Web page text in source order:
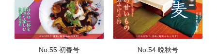
No.55 初春号 No.54 晩秋号